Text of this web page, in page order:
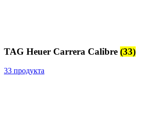
TAG Heuer Carrera Calibre (33)
33 продукта